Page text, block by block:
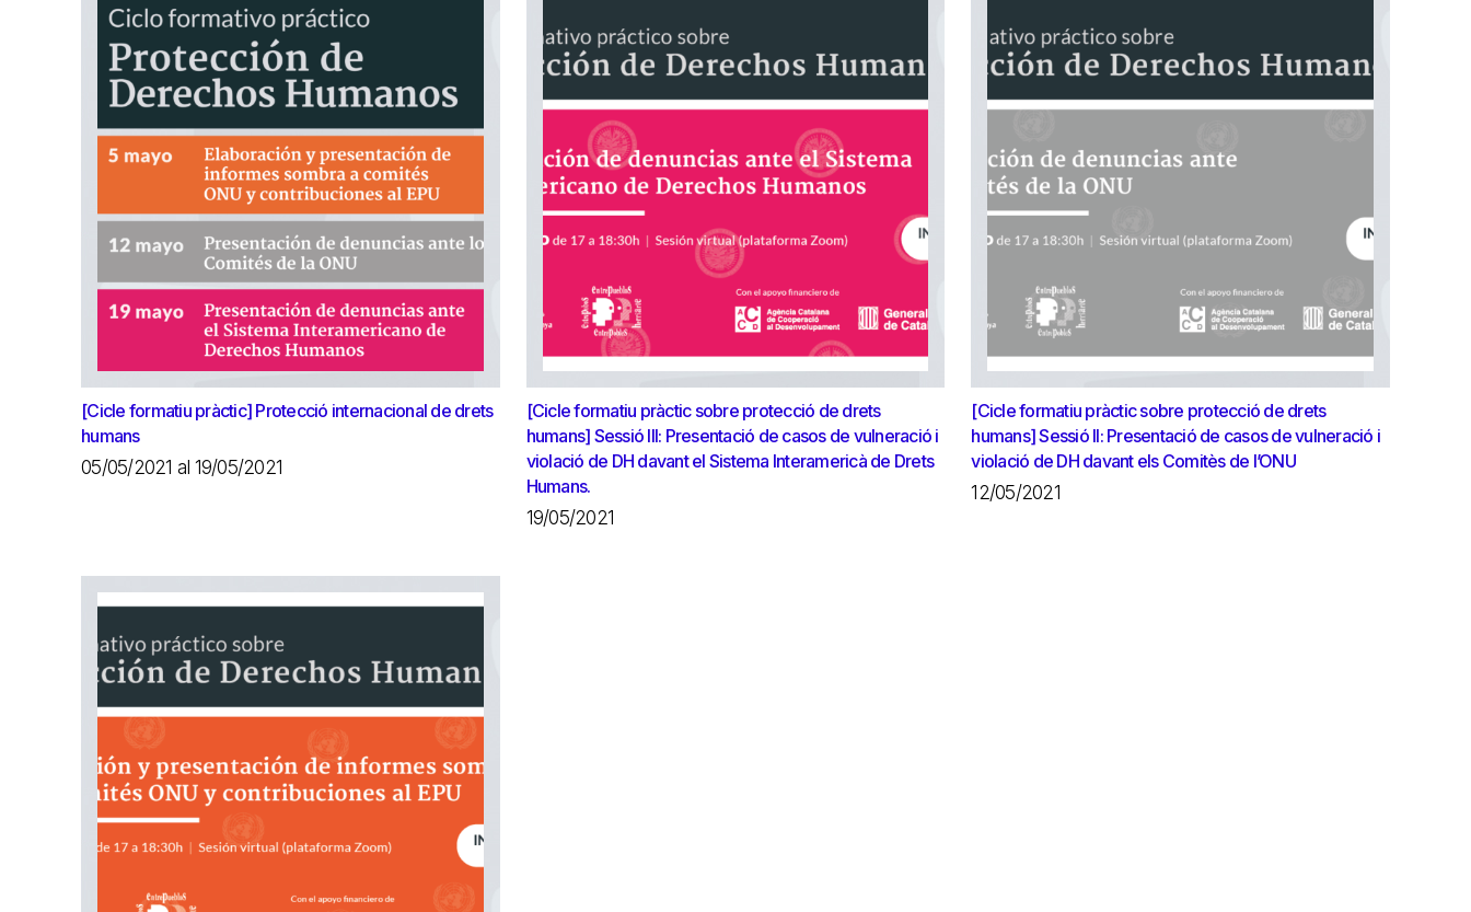
[Cicle formatiu pràctic] Protecció internacional de drets
humans
05/05/2021 al 19/05/2021
[Cicle formatiu pràctic sobre protecció de drets
humans] Sessió III: Presentació de casos de vulneració i
violació de DH davant el Sistema Interamericà de Drets
Humans.
19/05/2021
[Cicle formatiu pràctic sobre protecció de drets
humans] Sessió II: Presentació de casos de vulneració i
violació de DH davant els Comitès de l’ONU
12/05/2021